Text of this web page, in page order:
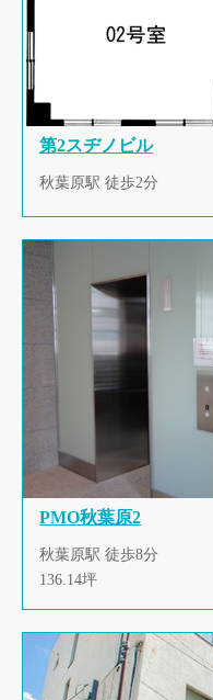
第2スヂノビル
秋葉原駅 徒歩2分
PMO秋葉原2
秋葉原駅 徒歩8分
136.14坪